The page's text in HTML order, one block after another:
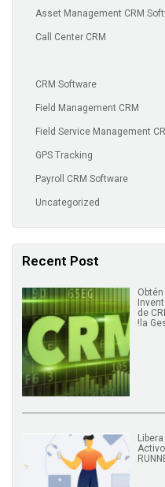
Asset Management CRM
Call Center CRM
CRM Software
Field Management CRM
Field Service Management
GPS Tracking
Payroll CRM Software
Uncategorized
Recent Post
de
la